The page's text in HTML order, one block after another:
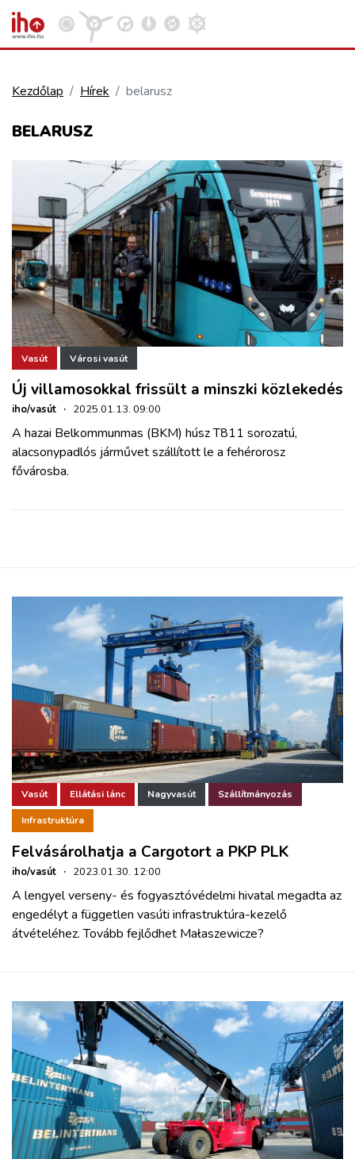
REPÜLÉS
KÖZLEKEDÉSFEJLESZTÉS
ELLÁTÁSI LÁNC
ZÖLDÚT
HAJÓZÁS
BLOG
BELÉPÉS
REGISZTRÁCIÓ
Kezdőlap Hírek belarusz
BELARUSZ
Vasút Városi vasút
Új villamosokkal frissült a minszki közlekedés
iho/vasút · 2025.01.13. 09:00
A hazai Belkommunmas (BKM) húsz T811 sorozatú,
alacsonypadlós járművet szállított le a fehérorosz
fővárosba.
Vasút Ellátási lánc Nagyvasút Szállítmányozás
Infrastruktúra
Felvásárolhatja a Cargotort a PKP PLK
iho/vasút · 2023.01.30. 12:00
A lengyel verseny- és fogyasztóvédelmi hivatal megadta az
engedélyt a független vasúti infrastruktúra-kezelő
átvételéhez. Tovább fejlődhet Małaszewicze?